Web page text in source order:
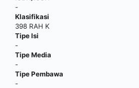
-
Klasifikasi
398 RAH K
Tipe Isi
-
Tipe Media
-
Tipe Pembawa
-